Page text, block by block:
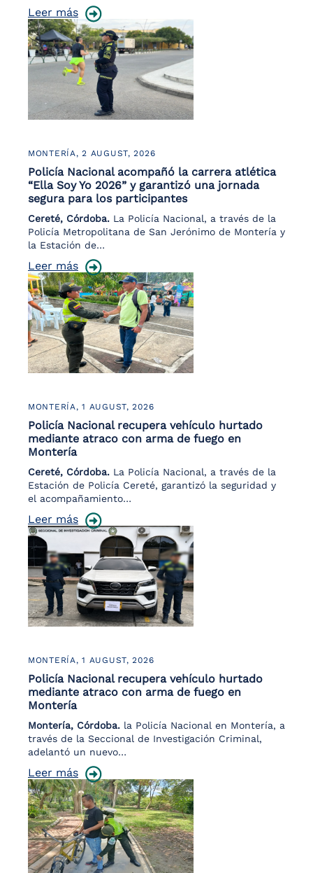
Leer más
MONTERÍA,2 AUGUST, 2026
Policía Nacional acompañó la carrera atlética
“Ella Soy Yo 2026” y garantizó una jornada
segura para los participantes
Cereté, Córdoba. La Policía Nacional, a través de la
Policía Metropolitana de San Jerónimo de Montería y
la Estación de…
Leer más
MONTERÍA,1 AUGUST, 2026
Policía Nacional recupera vehículo hurtado
mediante atraco con arma de fuego en
Montería
Cereté, Córdoba. La Policía Nacional, a través de la
Estación de Policía Cereté, garantizó la seguridad y
el acompañamiento…
Leer más
MONTERÍA,1 AUGUST, 2026
Policía Nacional recupera vehículo hurtado
mediante atraco con arma de fuego en
Montería
Montería, Córdoba. la Policía Nacional en Montería, a
través de la Seccional de Investigación Criminal,
adelantó un nuevo…
Leer más